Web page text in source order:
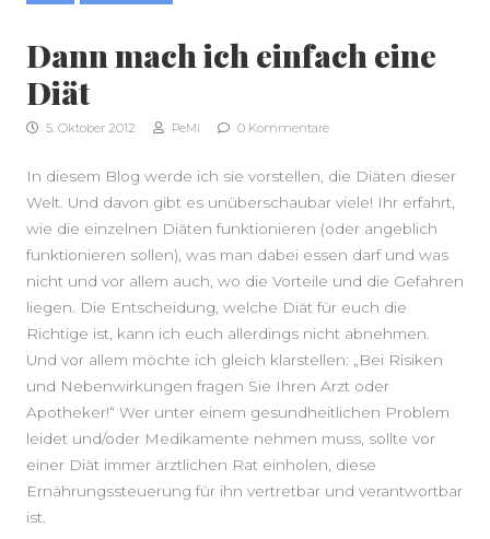
Dann mach ich einfach eine
Diät
5. Oktober 2012 PeMi 0 Kommentare
In diesem Blog werde ich sie vorstellen, die Diäten dieser
Welt. Und davon gibt es unüberschaubar viele! Ihr erfahrt,
wie die einzelnen Diäten funktionieren (oder angeblich
funktionieren sollen), was man dabei essen darf und was
nicht und vor allem auch, wo die Vorteile und die Gefahren
liegen. Die Entscheidung, welche Diät für euch die
Richtige ist, kann ich euch allerdings nicht abnehmen.
Und vor allem möchte ich gleich klarstellen: „Bei Risiken
und Nebenwirkungen fragen Sie Ihren Arzt oder
Apotheker!“ Wer unter einem gesundheitlichen Problem
leidet und/oder Medikamente nehmen muss, sollte vor
einer Diät immer ärztlichen Rat einholen, diese
Ernährungssteuerung für ihn vertretbar und verantwortbar
ist.
SEITENLEISTE